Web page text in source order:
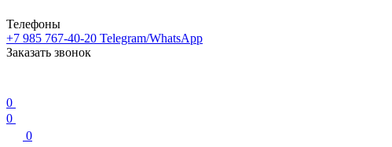
Телефоны
+7 985 767-40-20 Telegram/WhatsApp
Заказать звонок
0
0
0